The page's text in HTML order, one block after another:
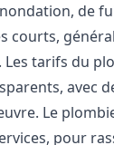
de
courts,
tarifs du
avec
Le
pour